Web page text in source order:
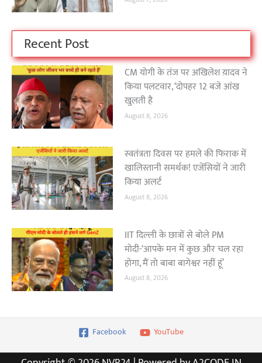
Recent Post
CM योगी के तंज पर अखिलेश य़ादव ने
किया पलटवार, ‘दोपहर 12 बजे आंख
खुलती है
August 8, 2026
स्वतंत्रता दिवस पर हमले की फिराक में
खालिस्तानी समर्थक! एजेंसियों ने जारी
किया अलर्ट
August 8, 2026
IIT दिल्ली के छात्रों से बोले PM
मोदी-‘आपके मन में कुछ और चल रहा
होगा, मैं तो बाबा बागेश्वर नहीं हूं’
August 8, 2026
Facebook YouTube